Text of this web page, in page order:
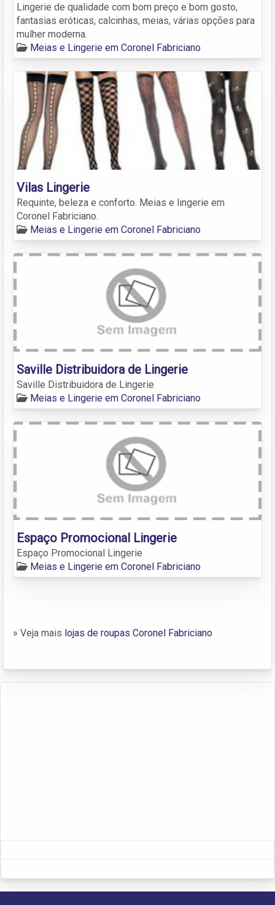
Lingerie de qualidade com bom preço e bom gosto,
fantasias eróticas, calcinhas, meias, várias opções para
mulher moderna.
Meias e Lingerie em Coronel Fabriciano
Vilas Lingerie
Requinte, beleza e conforto. Meias e lingerie em
Coronel Fabriciano.
Meias e Lingerie em Coronel Fabriciano
Saville Distribuidora de Lingerie
Saville Distribuidora de Lingerie
Meias e Lingerie em Coronel Fabriciano
Espaço Promocional Lingerie
Espaço Promocional Lingerie
Meias e Lingerie em Coronel Fabriciano
» Veja mais lojas de roupas Coronel Fabriciano